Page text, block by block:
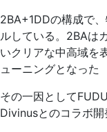
2BA+1DDの構成で
ルしている。2BAは
いクリアな中高域を
ューニングとなった
その一因として
Divinusとのコラボ